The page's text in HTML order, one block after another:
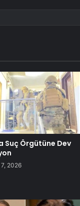
Suç Örgütüne Dev
2026